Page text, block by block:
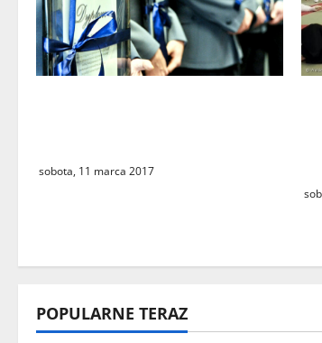
sobota, 11 marca 2017
POPULARNE TERAZ